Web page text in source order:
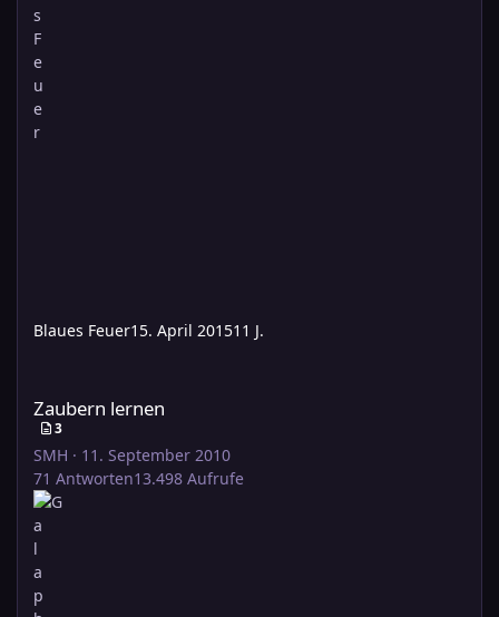
Blaues Feuer15. April 201511 J.
Zaubern lernen
3
SMH · 11. September 2010
71 Antworten13.498 Aufrufe